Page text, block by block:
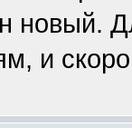
новый.
и